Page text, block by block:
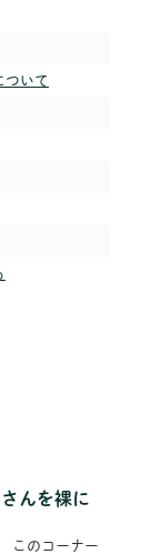
ついて
んを裸に
のコーナー